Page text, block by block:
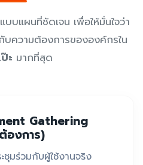
บบแผนที่ชัดเจน เพื่อให้มั่นใจว่า
ความต้องการขององค์กรใน
ะ มากที่สุด
Gathering
องการ)
ชุมร่วมกับผู้ใช้งานจริง